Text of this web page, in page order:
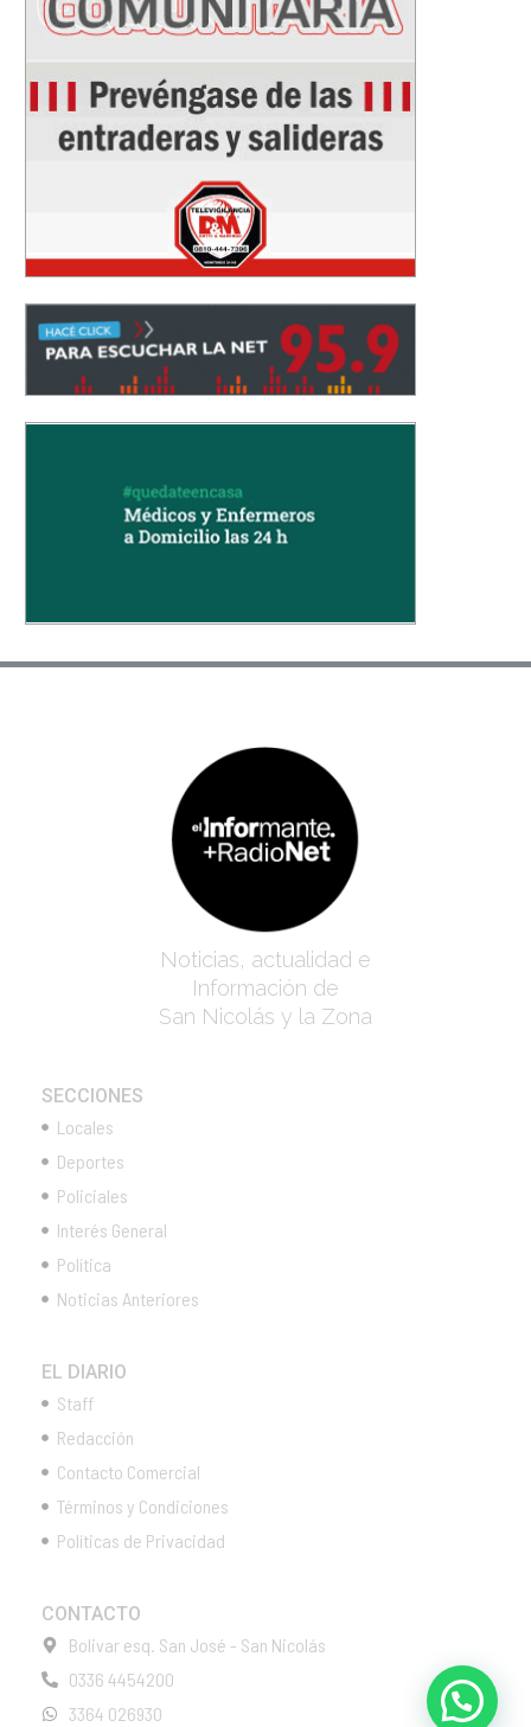
Noticias, actualidad e
Información de
San Nicolás y la Zona
SECCIONES
Locales
Deportes
Policiales
Interés General
Política
Noticias Anteriores
EL DIARIO
Staff
Redacción
Contacto Comercial
Términos y Condiciones
Políticas de Privacidad
CONTACTO
Bolivar esq. San José - San Nicolás
0336 4454200
3364 026930